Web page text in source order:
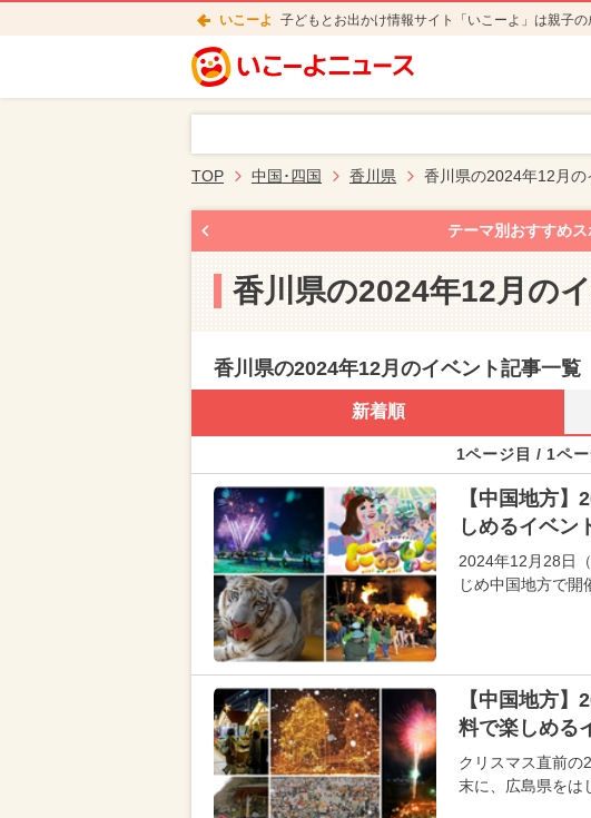
いこーよ 子どもとお出かけ情報サイト「いこーよ」は親子の
TOP 中国･四国 香川県 香川県の2024年12月の
テーマ別おすすめ
香川県の2024年12月の
香川県の2024年12月のイベント記事一覧
新着順
1ページ目 / 1ペー
【中国地方
しめるイベン
2024年12月28日
じめ中国地方で開
【中国地方
料で楽しめる
クリスマス直前の
末に、広島県をは